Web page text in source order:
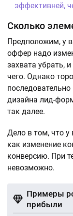
эффективней,
Сколько
Предположим, у
оффер надо
захвата убрать,
чего. Однако
дизайна лид-
так далее.
Дело в том, что у
как изменение
конверсию. При
невозможно.
Примеры
прибыли